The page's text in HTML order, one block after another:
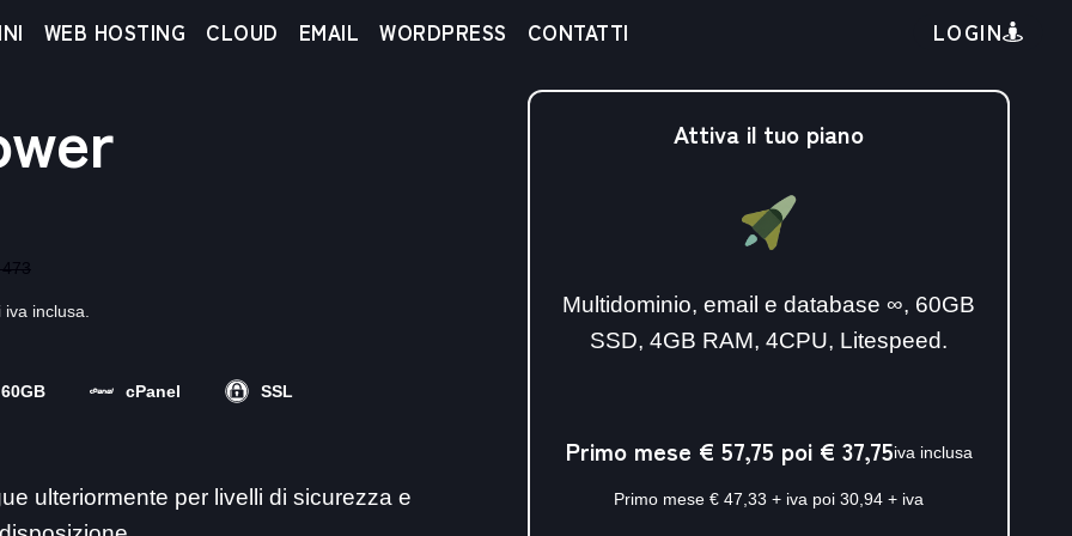
WEB HOSTING CLOUD EMAIL WORDPRESS CONTATTI LOGIN
inclusa.
60GB cPanel SSL
ulteriormente per livelli di sicurezza e
Attiva il tuo piano
Multidominio, email e database ∞, 60GB
SSD, 4GB RAM, 4CPU, Litespeed.
Primo mese € 57,75 poi € 37,75iva inclusa
Primo mese € 47,33 + iva poi 30,94 + iva